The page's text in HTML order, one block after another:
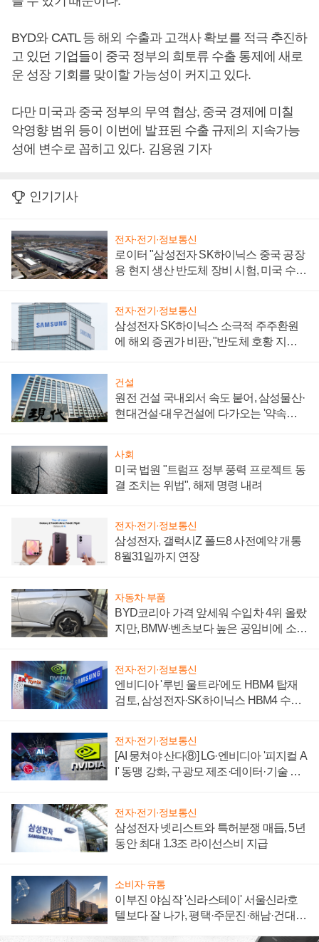
BYD와 CATL 등 해외 수출과 고객사 확보를 적극 추진하
고 있던 기업들이 중국 정부의 희토류 수출 통제에 새로
운 성장 기회를 맞이할 가능성이 커지고 있다.
다만 미국과 중국 정부의 무역 협상, 중국 경제에 미칠
악영향 범위 등이 이번에 발표된 수출 규제의 지속가능
성에 변수로 꼽히고 있다. 김용원 기자
인기기사
전자·전기·정보통신
로이터 "삼성전자 SK하이닉스 중국 공장
용 현지 생산 반도체 장비 시험, 미국 수출
전자·전기·정보통신
삼성전자 SK하이닉스 소극적 주주환원
에 해외 증권가 비판, "반도체 호황 지속
건설
원전 건설 국내외서 속도 붙어, 삼성물산·
현대건설·대우건설에 다가오는 '약속의
사회
미국 법원 "트럼프 정부 풍력 프로젝트 동
결 조치는 위법", 해제 명령 내려
전자·전기·정보통신
삼성전자, 갤럭시Z 폴드8 사전예약 개통
8월31일까지 연장
자동차·부품
BYD코리아 가격 앞세워 수입차 4위 올랐
지만, BMW·벤츠보다 높은 공임비에 소비
전자·전기·정보통신
엔비디아 '루빈 울트라'에도 HBM4 탑재
검토, 삼성전자·SK하이닉스 HBM4 수율
전자·전기·정보통신
[AI 뭉쳐야 산다⑧] LG·엔비디아 '피지컬 A
I' 동맹 강화, 구광모 제조·데이터·기술 결
전자·전기·정보통신
삼성전자 넷리스트와 특허분쟁 매듭, 5년
동안 최대 1.3조 라이선스비 지급
소비자·유통
이부진 야심작 '신라스테이' 서울신라호
텔보다 잘 나가, 평택·주문진·해남·건대로